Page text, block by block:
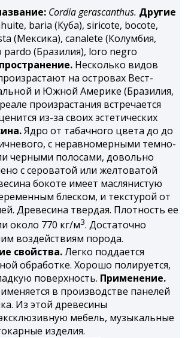
Cordia gerascanthus. Другие
baria (Куба), siricote, bocote,
(Мексика), canalete (Колумбия,
pardo (Бразилия), loro negro
Несколько видов
на островах Вест-
и Южной Америке (Бразилия,
произрастания встречается
из-за своих эстетических
Ядро от табачного цвета до до
с неравномерными темно-
черными полосами, довольно
с сероватой или желтоватой
бокоте имеет маслянистую
блеском, и текстурой от
Древесина твердая. Плотность ее
около 770 кг/м3. Достаточно
воздействиям порода.
свойства.Легко поддается
обработке. Хорошо полируется,
поверхность. Применение.
в производстве панелей
Из этой древесины
мебель, музыкальные
изделия.